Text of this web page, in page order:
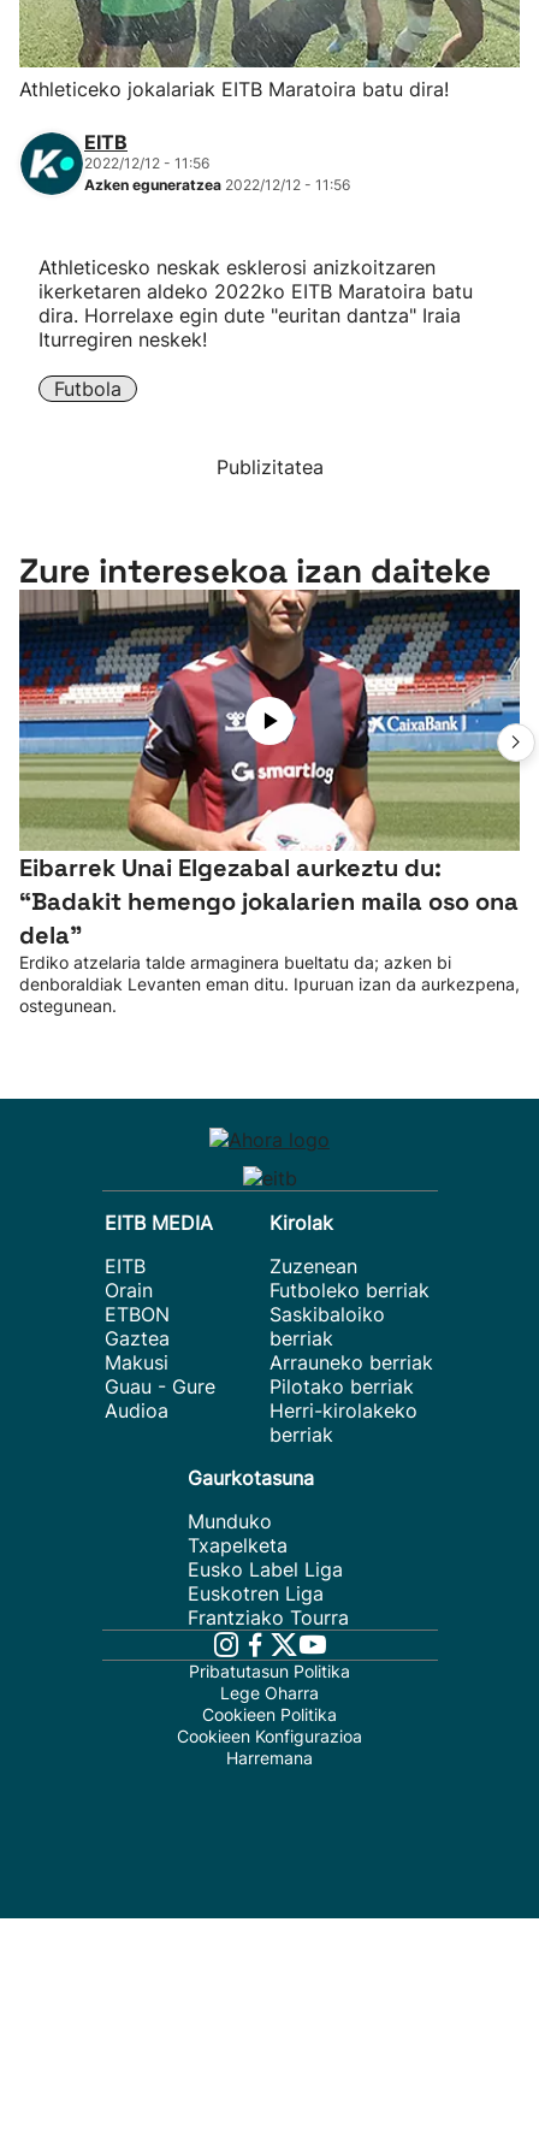
Herri-kirolak
Eskubaloia
Kirolak 360
Mendi-lasterketak
Athleticeko jokalariak EITB Maratoira batu dira!
EITB
2022/12/12 - 11:56
Azken eguneratzea 2022/12/12 - 11:56
Athleticesko neskak esklerosi anizkoitzaren
ikerketaren aldeko 2022ko EITB Maratoira batu
dira. Horrelaxe egin dute "euritan dantza" Iraia
Iturregiren neskek!
Futbola
Publizitatea
Zure interesekoa izan daiteke
Eibarrek Unai Elgezabal aurkeztu du:
“Badakit hemengo jokalarien maila oso ona
dela”
Erdiko atzelaria talde armaginera bueltatu da; azken bi
denboraldiak Levanten eman ditu. Ipuruan izan da aurkezpena,
ostegunean.
EITB MEDIA
EITB
Orain
ETBON
Gaztea
Makusi
Guau - Gure
Audioa
Kirolak
Zuzenean
Futboleko berriak
Saskibaloiko
berriak
Arrauneko berriak
Pilotako berriak
Herri-kirolakeko
berriak
Gaurkotasuna
Munduko
Txapelketa
Eusko Label Liga
Euskotren Liga
Frantziako Tourra
Pribatutasun Politika
Lege Oharra
Cookieen Politika
Cookieen Konfigurazioa
Harremana